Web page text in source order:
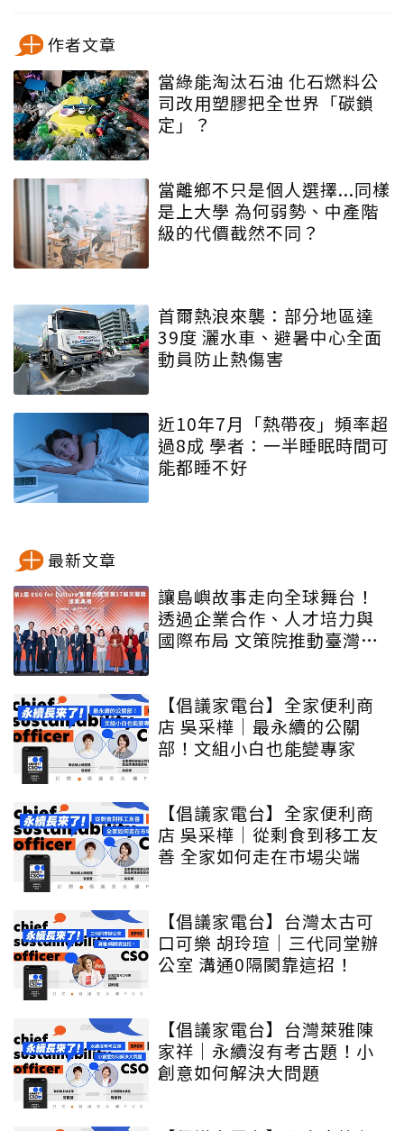
作者文章
當綠能淘汰石油 化石燃料公
司改用塑膠把全世界「碳鎖
定」？
當離鄉不只是個人選擇...同樣
是上大學 為何弱勢、中產階
級的代價截然不同？
首爾熱浪來襲：部分地區達
39度 灑水車、避暑中心全面
動員防止熱傷害
近10年7月「熱帶夜」頻率超
過8成 學者：一半睡眠時間可
能都睡不好
最新文章
讓島嶼故事走向全球舞台！
透過企業合作、人才培力與
國際布局 文策院推動臺灣文
【倡議家電台】全家便利商
店 吳采樺｜最永續的公關
部！文組小白也能變專家
【倡議家電台】全家便利商
店 吳采樺｜從剩食到移工友
善 全家如何走在市場尖端
【倡議家電台】台灣太古可
口可樂 胡玲瑄｜三代同堂辦
公室 溝通0隔閡靠這招！
【倡議家電台】台灣萊雅陳
家祥｜永續沒有考古題！小
創意如何解決大問題